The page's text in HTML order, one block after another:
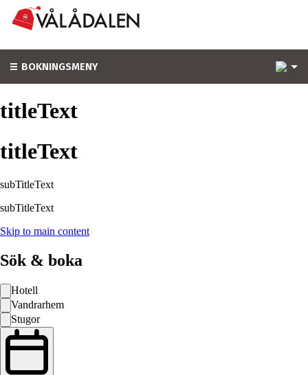
BOKNINGSMENY
titleText
titleText
subTitleText
subTitleText
Skip to main content
Sök & boka
Hotell
Vandrarhem
Stugor